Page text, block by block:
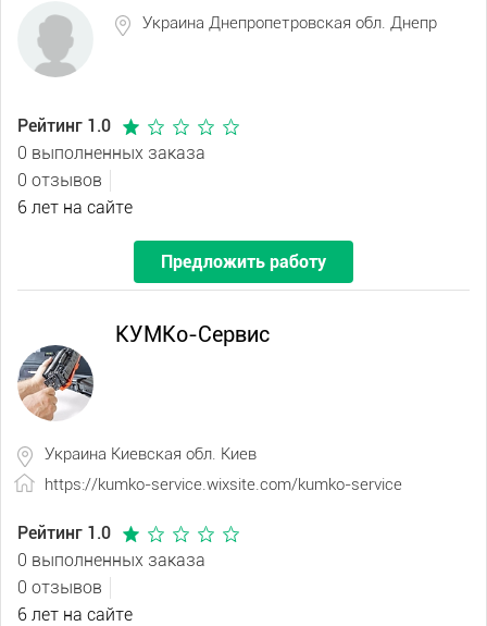
Украина Днепропетровская обл. Днепр
Рейтинг 1.0
0 выполненных заказа
0 отзывов
6 лет на сайте
Предложить работу
КУМКо-Сервис
Украина Киевская обл. Киев
https://kumko-service.wixsite.com/kumko-service
Рейтинг 1.0
0 выполненных заказа
0 отзывов
6 лет на сайте